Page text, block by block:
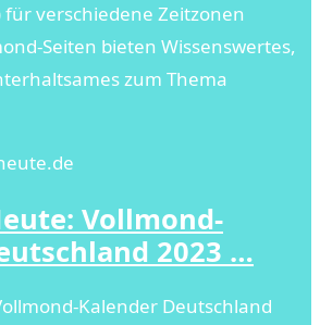
verschiedene Zeitzonen
Seiten bieten Wissenswertes,
zum Thema
Vollmond-
2023 …
Kalender Deutschland